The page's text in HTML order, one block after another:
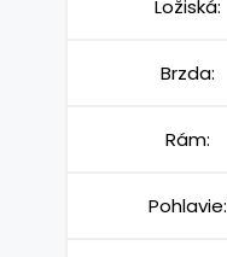
Ložiská:
Brzda:
Rám:
Pohlavie: